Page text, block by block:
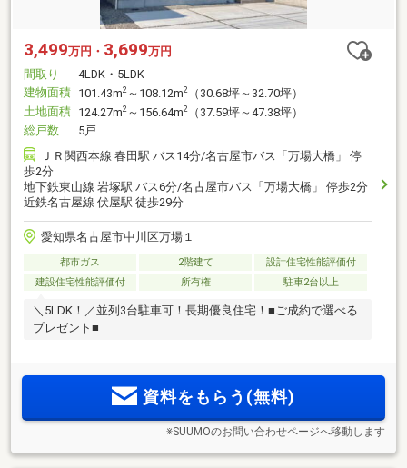
3,499万円・ 3,699万円
間取り
4LDK・5LDK
建物面積 101.43m2 ～108.12m2
（30.68坪～32.70坪）
土地面積 124.27m2 ～156.64m2
（37.59坪～47.38坪）
総戸数
5戸
ＪＲ関西本線 春田駅 バス14分/名古屋市バス「万場大橋」 停
歩2分
地下鉄東山線 岩塚駅 バス6分/名古屋市バス「万場大橋」 停歩2分
近鉄名古屋線 伏屋駅 徒歩29分
愛知県名古屋市中川区万場１
都市ガス 2階建て
設計住宅性能評価付
建設住宅性能評価付
所有権 駐車2台以上
＼5LDK！／並列3台駐車可！長期優良住宅！■ご成約で選べる
プレゼント■
資料をもらう(無料)
※SUUMOのお問い合わせページへ移動します